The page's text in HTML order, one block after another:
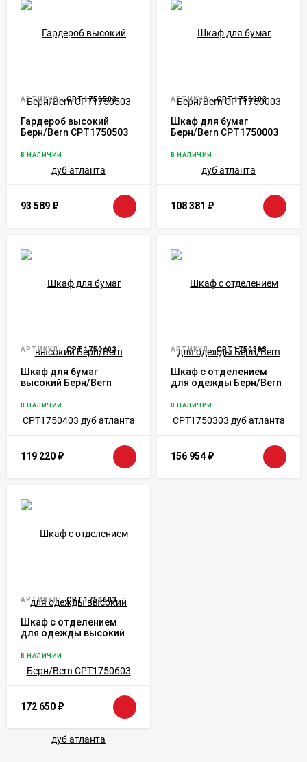
АРТИКУЛ: CPT1750503
Гардероб высокий
Берн/Bern CPT1750503
В НАЛИЧИИ
93 589 ₽
АРТИКУЛ: CPT1750003
Шкаф для бумаг
Берн/Bern CPT1750003
В НАЛИЧИИ
108 381 ₽
АРТИКУЛ: CPT1750403
Шкаф для бумаг
высокий Берн/Bern
атланта
В НАЛИЧИИ
119 220 ₽
АРТИКУЛ: CPT1750303
Шкаф с отделением
для одежды Берн/Bern
атланта
В НАЛИЧИИ
156 954 ₽
АРТИКУЛ: CPT1750603
Шкаф с отделением
для одежды высокий
дуб атланта
В НАЛИЧИИ
172 650 ₽